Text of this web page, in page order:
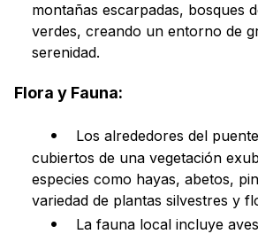
montañas escarpadas, bosques
verdes, creando un entorno de
serenidad.
Flora y Fauna:
Los alrededores del
cubiertos de una vegetación
especies como hayas, abetos,
variedad de plantas silvestres y
La fauna local incluye